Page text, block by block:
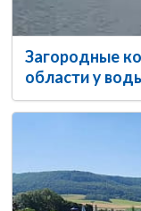
Загородные
области у